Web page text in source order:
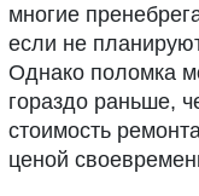
многие
если не
Однако поломка
гораздо раньше,
стоимость
ценой